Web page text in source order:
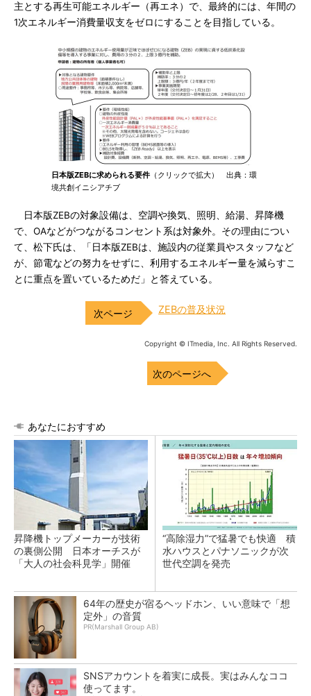
主とする再生可能エネルギー（再エネ）で、最終的には、年間の
1次エネルギー消費量収支をゼロにすることを目指している。
日本版ZEBに求められる要件 （クリックで拡大） 出典：環
境共創イニシアチブ
日本版ZEBの対象設備は、空調や換気、照明、給湯、昇降機
で、OAなどがつながるコンセント系は対象外。その理由につい
て、松下氏は、「日本版ZEBは、施設内の従業員やスタッフなど
が、節電などの努力をせずに、利用するエネルギー量を減らすこ
とに重点を置いているためだ」と答えている。
ZEBの普及状況
Copyright © ITmedia, Inc. All Rights Reserved.
次のページへ
あなたにおすすめ
昇降機トップメーカーが技術
の裏側公開 日本オーチスが
「大人の社会科見学」開催
“高除湿力”で猛暑でも快適 積
水ハウスとパナソニックが次
世代空調を発売
64年の歴史が宿るヘッドホン、いい意味で「想
定外」の音質
PR(Marshall Group AB)
SNSアカウントを着実に成長。実はみんなココ
使ってます。